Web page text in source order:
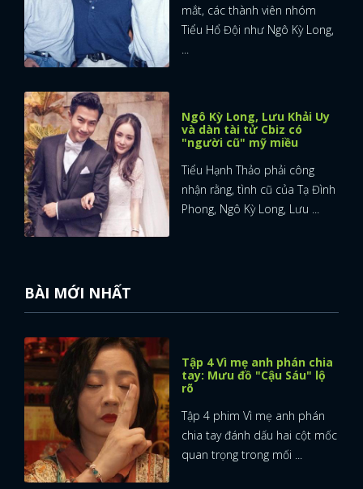
mắt, các thành viên nhóm
Tiểu Hổ Đội như Ngô Kỳ Long,
...
Ngô Kỳ Long, Lưu Khải Uy
và dàn tài tử Cbiz có
"người cũ" mỹ miều
Tiểu Hạnh Thảo phải công
nhận rằng, tình cũ của Tạ Đình
Phong, Ngô Kỳ Long, Lưu ...
BÀI MỚI NHẤT
Tập 4 Vì mẹ anh phán chia
tay: Mưu đồ "Cậu Sáu" lộ
rõ
Tập 4 phim Vì mẹ anh phán
chia tay đánh dấu hai cột mốc
quan trọng trong mối ...